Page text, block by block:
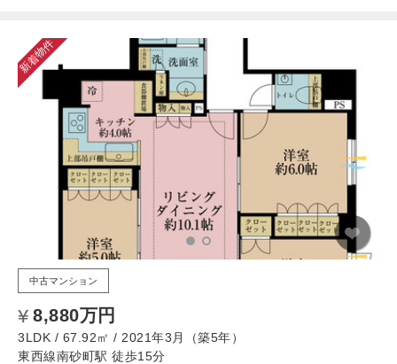
新着物件
中古マンション
8,880万円
3LDK / 67.92㎡ / 2021年3月（築5年）
東西線南砂町駅 徒歩15分